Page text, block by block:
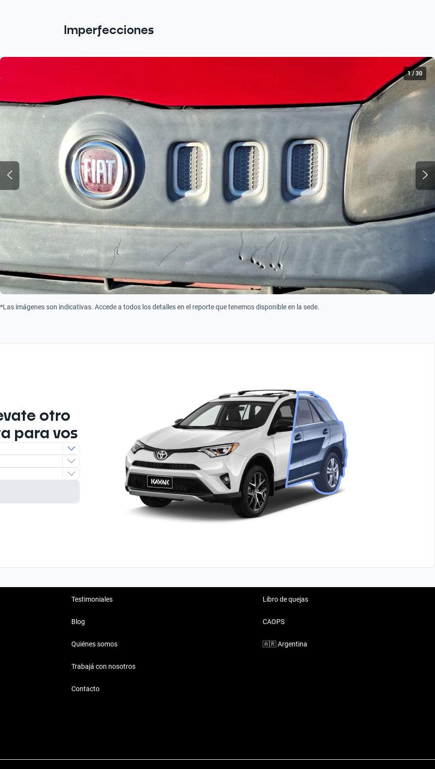
Imperfecciones
1/30
*Las imágenes son indicativas. Accede a todos los detalles en el reporte que tenemos disponible en la sede.
otro
para vos
Testimoniales
Blog
Quiénes somos
Trabajá con nosotros
Contacto
Libro de quejas
CAOPS
🇦🇷 Argentina